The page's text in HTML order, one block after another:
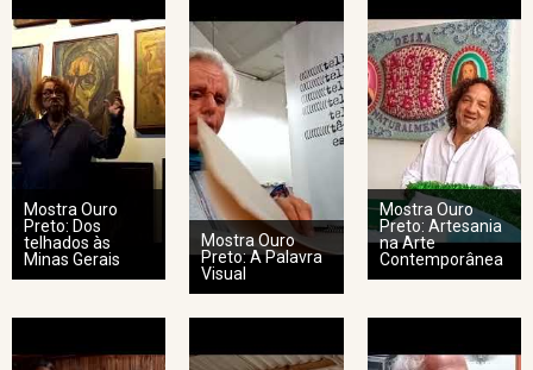
Mostra Ouro
Preto: Dos
telhados às
Minas Gerais
Mostra Ouro
Preto: A Palavra
Visual
Mostra Ouro
Preto: Artesania
na Arte
Contemporânea